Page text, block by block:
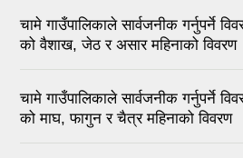
चामे गाउँपालिकाले सार्वजनीक गर्नुपर्ने
को वैशाख, जेठ र असार महिनाको विवरण
चामे गाउँपालिकाले सार्वजनीक गर्नुपर्ने
को माघ, फागुन र चैत्र महिनाको विवरण